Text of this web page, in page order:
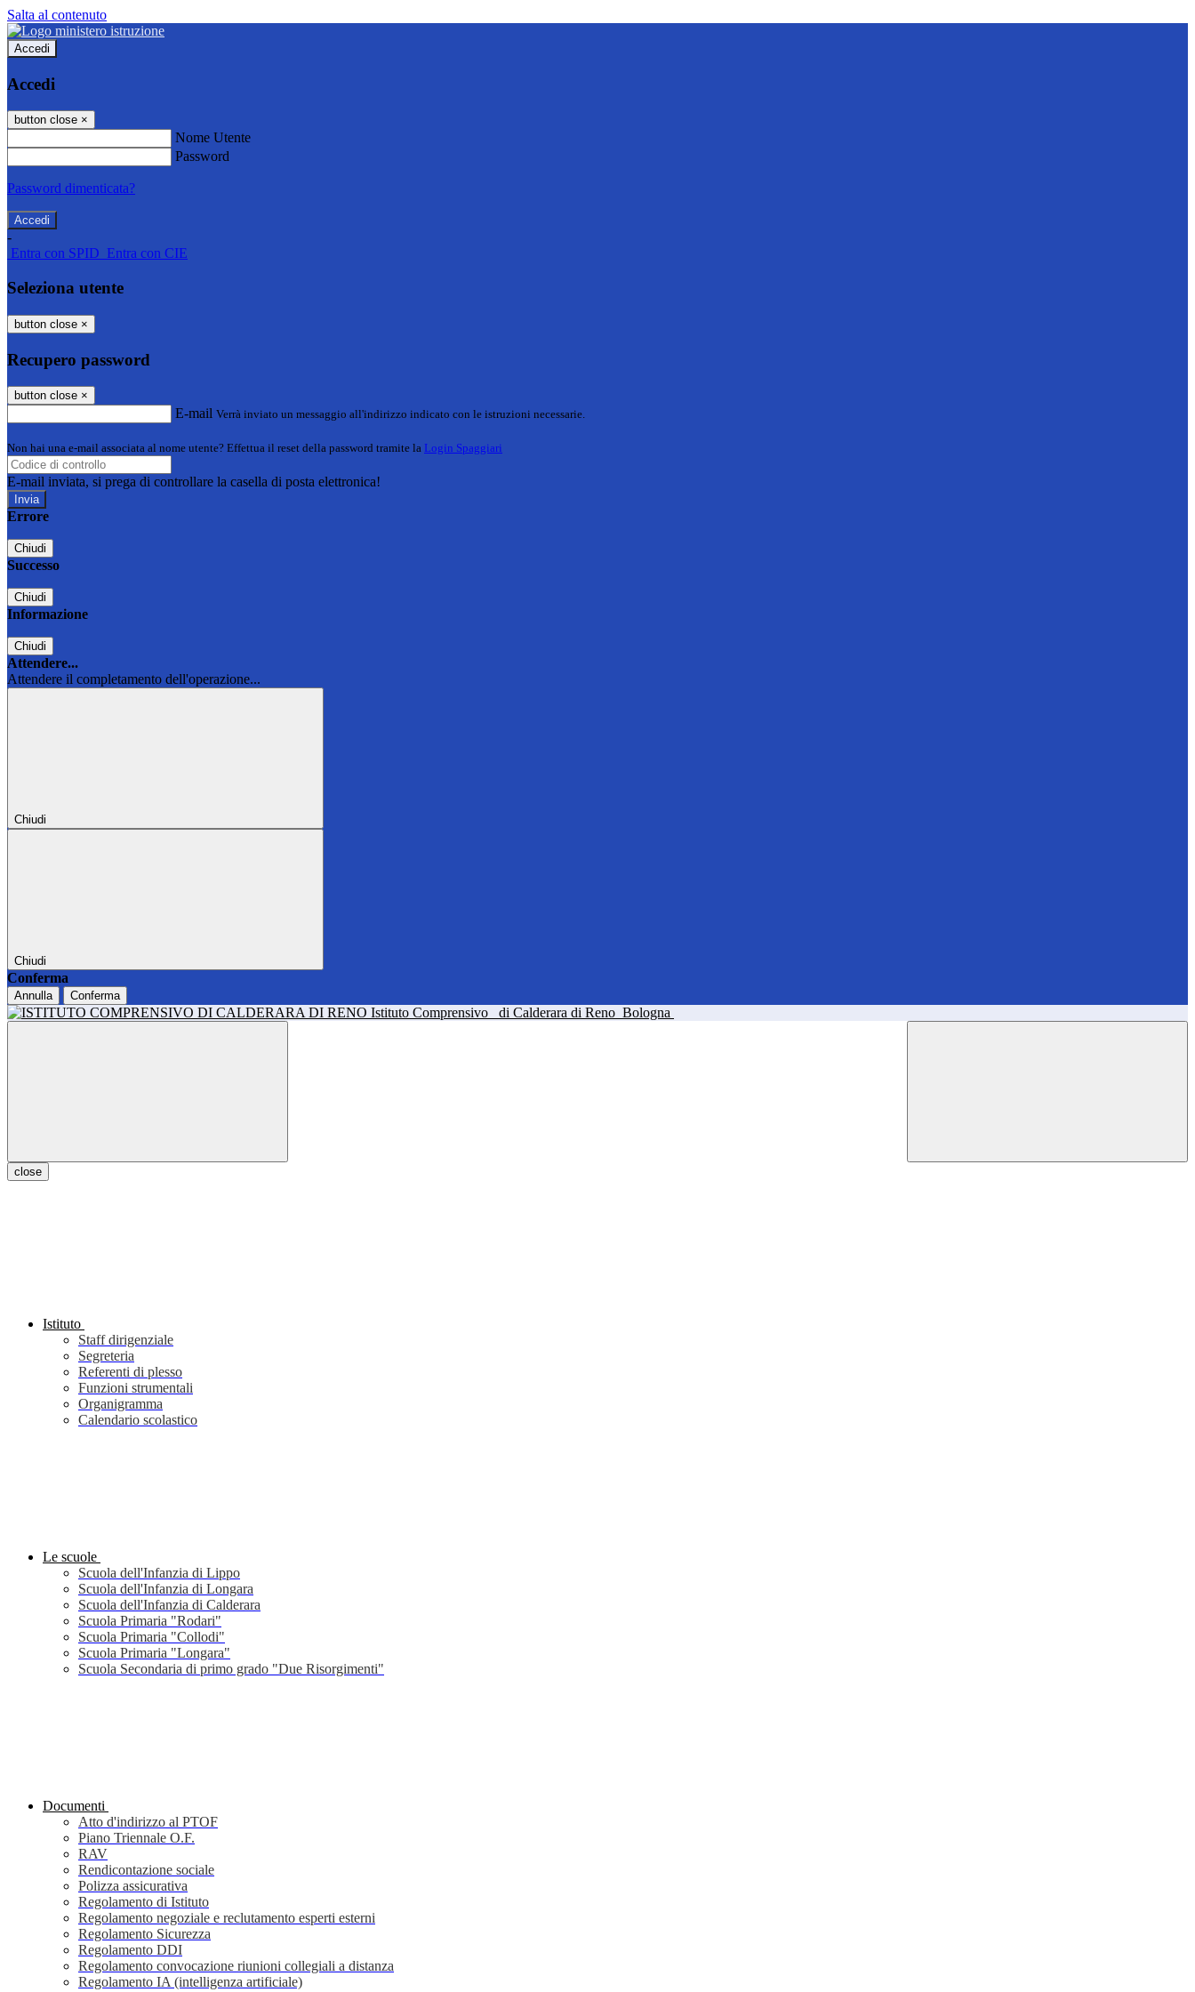
Salta al contenuto
Accedi
Accedi
button close ×
Nome Utente
Password
Password dimenticata?
-
Entra con SPID Entra con CIE
Seleziona utente
button close ×
Recupero password
button close ×
E-mail Verrà inviato un messaggio all'indirizzo indicato con le istruzioni necessarie.
Non hai una e-mail associata al nome utente? Effettua il reset della password tramite la Login Spaggiari
E-mail inviata, si prega di controllare la casella di posta elettronica!
Errore
Chiudi
Successo
Chiudi
Informazione
Chiudi
Attendere...
Attendere il completamento dell'operazione...
Chiudi
Chiudi
Conferma
Annulla Conferma
Istituto Comprensivo di Calderara di Reno Bologna
close
Istituto
Staff dirigenziale
Segreteria
Referenti di plesso
Funzioni strumentali
Organigramma
Calendario scolastico
Le scuole
Scuola dell'Infanzia di Lippo
Scuola dell'Infanzia di Longara
Scuola dell'Infanzia di Calderara
Scuola Primaria "Rodari"
Scuola Primaria "Collodi"
Scuola Primaria "Longara"
Scuola Secondaria di primo grado "Due Risorgimenti"
Documenti
Atto d'indirizzo al PTOF
Piano Triennale O.F.
RAV
Rendicontazione sociale
Polizza assicurativa
Regolamento di Istituto
Regolamento negoziale e reclutamento esperti esterni
Regolamento Sicurezza
Regolamento DDI
Regolamento convocazione riunioni collegiali a distanza
Regolamento IA (intelligenza artificiale)